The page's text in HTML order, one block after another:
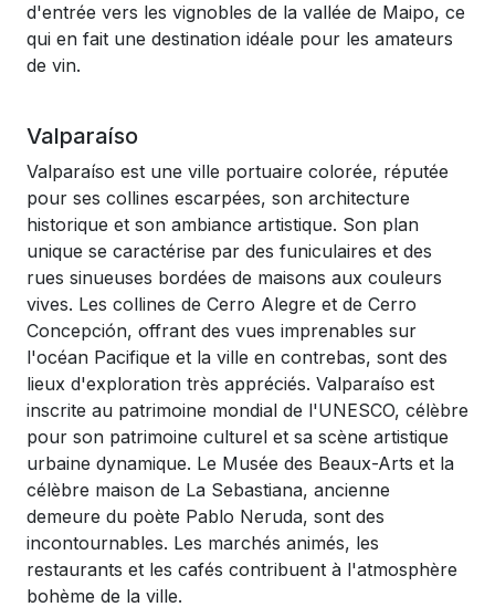
d'entrée vers les vignobles de la vallée de Maipo, ce
qui en fait une destination idéale pour les amateurs
de vin.
Valparaíso
Valparaíso est une ville portuaire colorée, réputée
pour ses collines escarpées, son architecture
historique et son ambiance artistique. Son plan
unique se caractérise par des funiculaires et des
rues sinueuses bordées de maisons aux couleurs
vives. Les collines de Cerro Alegre et de Cerro
Concepción, offrant des vues imprenables sur
l'océan Pacifique et la ville en contrebas, sont des
lieux d'exploration très appréciés. Valparaíso est
inscrite au patrimoine mondial de l'UNESCO, célèbre
pour son patrimoine culturel et sa scène artistique
urbaine dynamique. Le Musée des Beaux-Arts et la
célèbre maison de La Sebastiana, ancienne
demeure du poète Pablo Neruda, sont des
incontournables. Les marchés animés, les
restaurants et les cafés contribuent à l'atmosphère
bohème de la ville.